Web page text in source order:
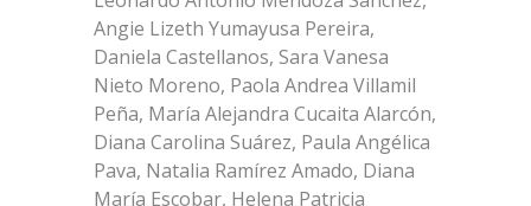
Angie Lizeth Yumayusa Pereira,
Daniela Castellanos, Sara Vanesa
Nieto Moreno, Paola Andrea Villamil
Peña, María Alejandra Cucaita Alarcón,
Diana Carolina Suárez, Paula Angélica
Pava, Natalia Ramírez Amado, Diana
María Escobar, Helena Patricia